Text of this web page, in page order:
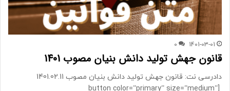
1401-03-01
0
قانون جهش تولید دانش بنیان مصوب 1401
[button color=”primary” size=”medium”